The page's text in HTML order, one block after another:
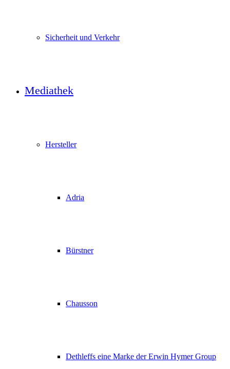
Sicherheit und Verkehr
Mediathek
Hersteller
Adria
Bürstner
Chausson
Dethleffs eine Marke der Erwin Hymer Group